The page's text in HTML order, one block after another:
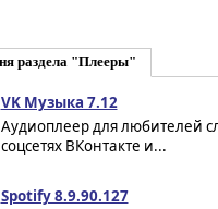
раздела "Плееры"
VK Музыка 7.12
Аудиоплеер для любителей
соцсетях ВКонтакте и...
Spotify 8.9.90.127